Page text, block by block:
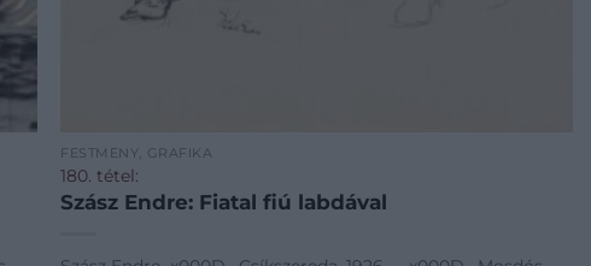
FESTMÉNY, GRAFIKA
180. tétel:
Szász Endre: Fiatal fiú labdával